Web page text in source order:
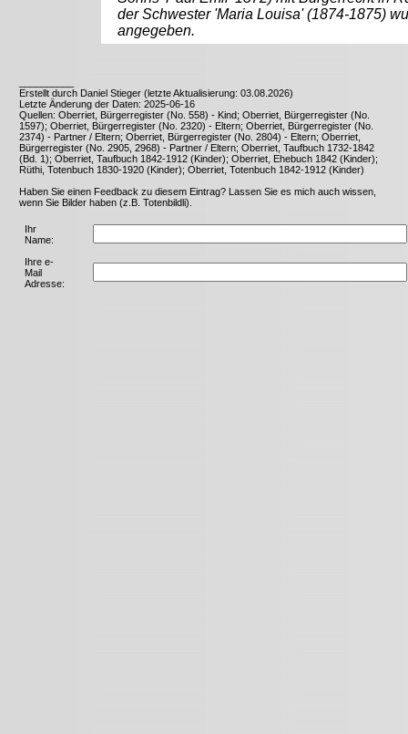
der Schwester 'Maria Louisa' (1874-1875)
angegeben.
Erstellt durch Daniel Stieger (letzte Aktualisierung: 03.08.2026)
Letzte Änderung der Daten: 2025-06-16
Quellen: Oberriet, Bürgerregister (No. 558) - Kind; Oberriet, Bürgerregister (No.
1597); Oberriet, Bürgerregister (No. 2320) - Eltern; Oberriet, Bürgerregister (No.
2374) - Partner / Eltern; Oberriet, Bürgerregister (No. 2804) - Eltern; Oberriet,
Bürgerregister (No. 2905, 2968) - Partner / Eltern; Oberriet, Taufbuch 1732-1842
(Bd. 1); Oberriet, Taufbuch 1842-1912 (Kinder); Oberriet, Ehebuch 1842 (Kinder);
Rüthi, Totenbuch 1830-1920 (Kinder); Oberriet, Totenbuch 1842-1912 (Kinder)
Haben Sie einen Feedback zu diesem Eintrag? Lassen Sie es mich auch wissen,
wenn Sie Bilder haben (z.B. Totenbildli).
Ihr
Name:
Ihre e-
Mail
Adresse: